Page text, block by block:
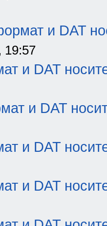
и DAT
19:57
и DAT
и DAT
и DAT
и DAT